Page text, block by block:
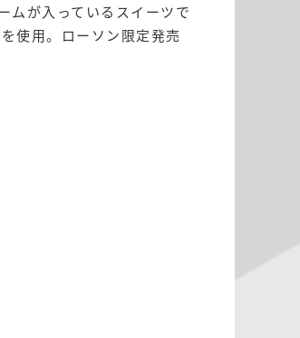
ムが入っているスイーツで
使用。ローソン限定発売